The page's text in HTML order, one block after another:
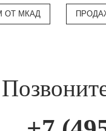
ОТ МКАД